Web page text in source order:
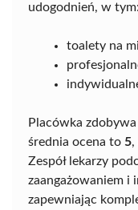
udogodnień, w tym:
toalety na
Placówka
średnia ocena to 5,
Zespół lekarzy
zaangażowaniem i
zapewniając